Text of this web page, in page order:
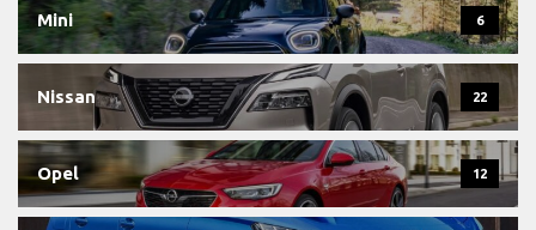
Mini 6
Nissan 22
Opel 12